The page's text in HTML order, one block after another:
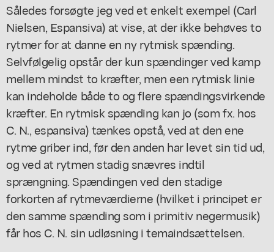
Således forsøgte jeg ved et enkelt exempel (Carl
Nielsen, Espansiva) at vise, at der ikke behøves to
rytmer for at danne en ny rytmisk spænding.
Selvfølgelig opstår der kun spændinger ved kamp
mellem mindst to kræfter, men een rytmisk linie
kan indeholde både to og flere spændingsvirkende
kræfter. En rytmisk spænding kan jo (som fx. hos
C. N., espansiva) tænkes opstå, ved at den ene
rytme griber ind, før den anden har levet sin tid ud,
og ved at rytmen stadig snævres indtil
sprængning. Spændingen ved den stadige
forkorten af rytmeværdierne (hvilket i principet er
den samme spænding som i primitiv negermusik)
får hos C. N. sin udløsning i temaindsættelsen.